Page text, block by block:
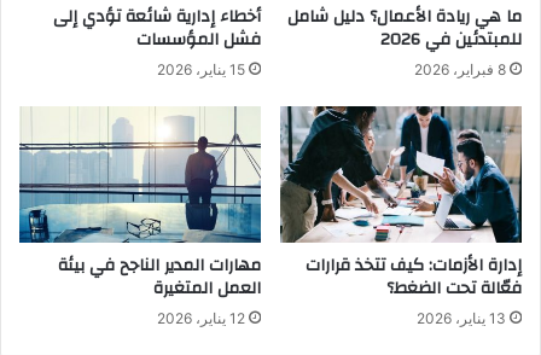
ما هي ريادة الأعمال؟ دليل شامل
للمبتدئين في 2026
8 فبراير، 2026
أخطاء إدارية شائعة تؤدي إلى
فشل المؤسسات
15 يناير، 2026
إدارة الأزمات: كيف تتخذ قرارات
فعّالة تحت الضغط؟
13 يناير، 2026
مهارات المدير الناجح في بيئة
العمل المتغيرة
12 يناير، 2026